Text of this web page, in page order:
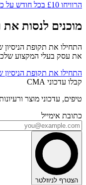
הרוויחו £10 בכל חודש על כל עסק שתפנו.
מוכנים לנסות
את עסק בעלי המקצוע
התחילו את תקופת הניסיון
קבלו עדכוני CMA
טיפים, עדכוני מוצר
כתובת אימייל
הצטרף לניוזלטר